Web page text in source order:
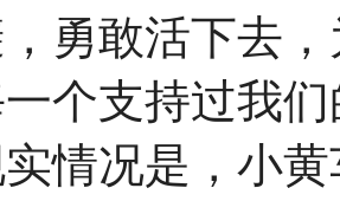
勇敢活下去
个支持过我
情况是，小